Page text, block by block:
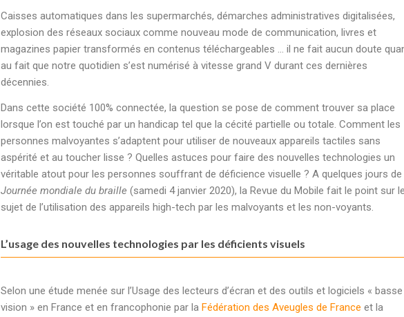
Caisses automatiques dans les supermarchés, démarches administratives digitalisées,
explosion des réseaux sociaux comme nouveau mode de communication, livres et
magazines papier transformés en contenus téléchargeables … il ne fait aucun doute
au fait que notre quotidien s’est numérisé à vitesse grand V durant ces dernières
décennies.
Dans cette société 100% connectée, la question se pose de comment trouver sa place
lorsque l’on est touché par un handicap tel que la cécité partielle ou totale. Comment les
personnes malvoyantes s’adaptent pour utiliser de nouveaux appareils tactiles sans
aspérité et au toucher lisse ? Quelles astuces pour faire des nouvelles technologies un
véritable atout pour les personnes souffrant de déficience visuelle ? A quelques jours de
Journée mondiale du braille (samedi 4 janvier 2020), la Revue du Mobile fait le point sur
sujet de l’utilisation des appareils high-tech par les malvoyants et les non-voyants.
L’usage des nouvelles technologies par les déficients visuels
Selon une étude menée sur l’Usage des lecteurs d’écran et des outils et logiciels « basse
vision » en France et en francophonie par la Fédération des Aveugles de France et la